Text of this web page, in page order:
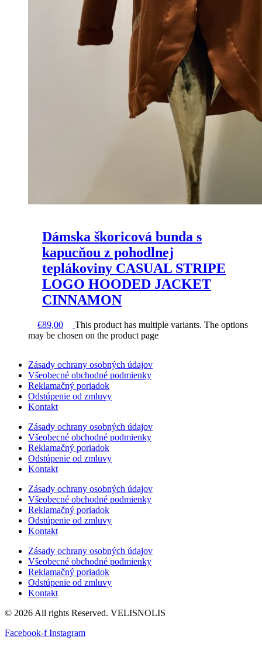
Dámska škoricová bunda s
kapucňou z pohodlnej
teplákoviny CASUAL STRIPE
LOGO HOODED JACKET
CINNAMON
€89,00
This product has multiple variants. The options
may be chosen on the product page
Zásady ochrany osobných údajov
Všeobecné obchodné podmienky
Reklamačný poriadok
Odstúpenie od zmluvy
Kontakt
Zásady ochrany osobných údajov
Všeobecné obchodné podmienky
Reklamačný poriadok
Odstúpenie od zmluvy
Kontakt
Zásady ochrany osobných údajov
Všeobecné obchodné podmienky
Reklamačný poriadok
Odstúpenie od zmluvy
Kontakt
Zásady ochrany osobných údajov
Všeobecné obchodné podmienky
Reklamačný poriadok
Odstúpenie od zmluvy
Kontakt
© 2026 All rights Reserved. VELISNOLIS
Facebook-f Instagram